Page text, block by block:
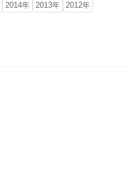
2014年 2013年 2012年